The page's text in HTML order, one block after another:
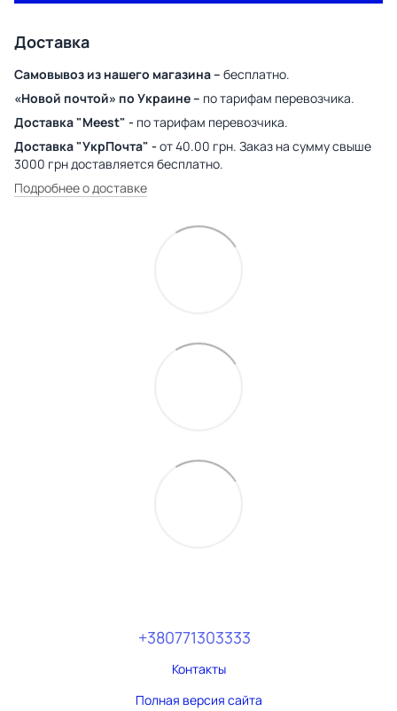
Доставка
Самовывоз из нашего магазина – бесплатно.
«Новой почтой» по Украине – по тарифам перевозчика.
Доставка "Meest" - по тарифам перевозчика.
Доставка "УкрПочта" - от 40.00 грн. Заказ на сумму свыше
3000 грн доставляется бесплатно.
Подробнее о доставке
+380771303333
Контакты
Полная версия сайта